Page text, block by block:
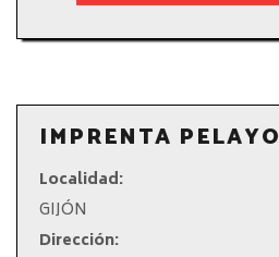
IMPRENTA PELAYO
Localidad:
GIJÓN
Dirección: